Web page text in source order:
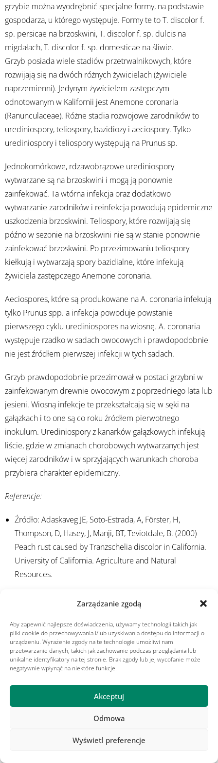
Zarządzanie zgodą
Aby zapewnić najlepsze doświadczenia, używamy technologii takich jak
pliki cookie do przechowywania i/lub uzyskiwania dostępu do informacji o
urządzeniu. Wyrażenie zgody na te technologie umożliwi nam
przetwarzanie danych, takich jak zachowanie podczas przeglądania lub
unikalne identyfikatory na tej stronie. Brak zgody lub jej wycofanie może
negatywnie wpłynąć na niektóre funkcje.
Akceptuj
Odmowa
Wyświetl preferencje
grzybie można wyodrębnić specjalne formy, na podstawie
gospodarza, u którego występuje. Formy te to T. discolor f.
sp. persicae na brzoskwini, T. discolor f. sp. dulcis na
migdałach, T. discolor f. sp. domesticae na śliwie.
Grzyb posiada wiele stadiów przetrwalnikowych, które
rozwijają się na dwóch różnych żywicielach (żywiciele
naprzemienni). Jedynym żywicielem zastępczym
odnotowanym w Kalifornii jest Anemone coronaria
(Ranunculaceae). Różne stadia rozwojowe zarodników to
urediniospory, teliospory, bazidiozy i aeciospory. Tylko
urediniospory i teliospory występują na Prunus sp.
Jednokomórkowe, rdzawobrązowe urediniospory
wytwarzane są na brzoskwini i mogą ją ponownie
zainfekować. Ta wtórna infekcja oraz dodatkowo
wytwarzanie zarodników i reinfekcja powodują epidemiczne
uszkodzenia brzoskwini. Teliospory, które rozwijają się
późno w sezonie na brzoskwini nie są w stanie ponownie
zainfekować brzoskwini. Po przezimowaniu teliospory
kiełkują i wytwarzają spory bazidialne, które infekują
żywiciela zastępczego Anemone coronaria.
Aeciospores, które są produkowane na A. coronaria infekują
tylko Prunus spp. a infekcja powoduje powstanie
pierwszego cyklu urediniospores na wiosnę. A. coronaria
występuje rzadko w sadach owocowych i prawdopodobnie
nie jest źródłem pierwszej infekcji w tych sadach.
Grzyb prawdopodobnie przezimował w postaci grzybni w
zainfekowanym drewnie owocowym z poprzedniego lata lub
jesieni. Wiosną infekcje te przekształcają się w sęki na
gałązkach i to one są co roku źródłem pierwotnego
inokulum. Urediniospory z kanarków gałązkowych infekują
liście, gdzie w zmianach chorobowych wytwarzanych jest
więcej zarodników i w sprzyjających warunkach choroba
przybiera charakter epidemiczny.
Referencje:
Źródło: Adaskaveg JE, Soto-Estrada, A, Förster, H,
Thompson, D, Hasey, J, Manji, BT, Teviotdale, B. (2000)
Peach rust caused by Tranzschelia discolor in California.
University of California. Agriculture and Natural
Resources.
w szerokim zakresietemperaturaw zakresie od 5°C do
30°C, przy czym optymalny zakres temperatur wynosi 10-
25°C. Żywotność inokulum iwilgoćsą głównymi czynnikami
określającymi okresy infekcji.
Infekcje liści i gałązek mogą wystąpić w szerokim zakresie
okresu wilgotności (12 do 36 godzin) i temperatury (15 do
25°C). W kontrolowanych warunkach optymalny okres
godzin w temperaturze od 15°C do 20°C. Okres inkubacji